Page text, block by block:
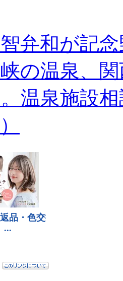
弁和が記
の温泉、
温泉施設